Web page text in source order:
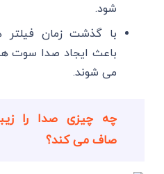
شود.
با گذشت زمان فیلتر
باعث ایجاد صدا سوت
می شوند.
چه چیزی صدا را
صاف می کند؟